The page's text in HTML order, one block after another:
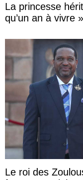
La princesse
qu’un an à vivre »
Le roi des